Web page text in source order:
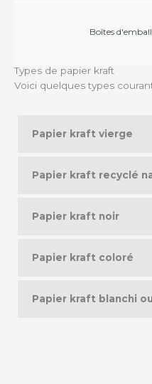
Boîtes
Types de papier kraft
Voici quelques types
Papier kraft vierge
Papier kraft recyclé
Papier kraft noir
Papier kraft coloré
Papier kraft blanchi